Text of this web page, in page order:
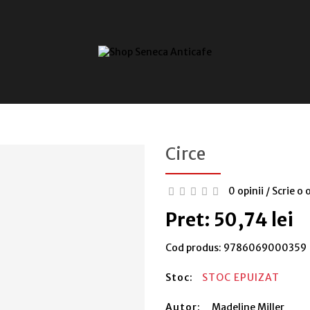
Circe
0 opinii / Scrie o
Pret: 50,74 lei
Cod produs: 9786069000359
Stoc: STOC EPUIZAT
Autor: Madeline Miller